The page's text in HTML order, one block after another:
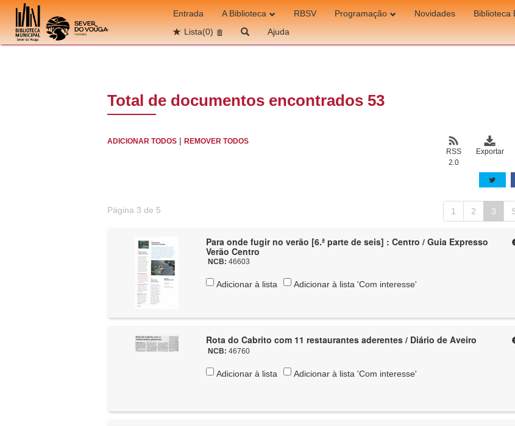
Ir para o conteúdo
Entrada A Biblioteca RBSV Programação Novidades Biblioteca
Lista(0) Ajuda
Total de documentos encontrados 53
ADICIONAR TODOS |REMOVER TODOS
Exportar
RSS
2.0
Página 3 de 5 1 2 3
Para onde fugir no verão [6.ª parte de seis] : Centro / Guia Expresso
Verão Centro
NCB:46603
Adicionar à lista Adicionar à lista 'Com interesse'
Rota do Cabrito com 11 restaurantes aderentes / Diário de Aveiro
NCB:46760
Adicionar à lista Adicionar à lista 'Com interesse'